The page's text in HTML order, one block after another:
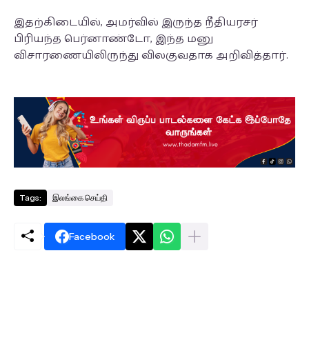
இதற்கிடையில், அமர்வில் இருந்த நீதியரசர்
பிரியந்த பெர்னாண்டோ, இந்த மனு
விசாரணையிலிருந்து விலகுவதாக அறிவித்தார்.
Tags: இலங்கை செய்தி
Facebook